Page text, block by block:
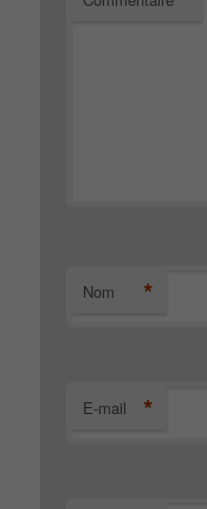
Nom *
E-mail *